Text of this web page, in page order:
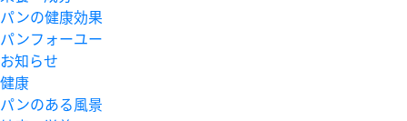
パンの健康効果
パンフォーユー
お知らせ
健康
パンのある風景